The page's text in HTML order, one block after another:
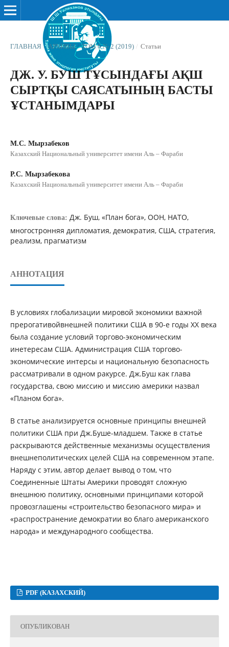
ГЛАВНАЯ / АРХИВЫ / ТОМ 6 № 2 (2019) / Статьи
ДЖ. У. БУШ ТҰСЫНДАҒЫ АҚШ
СЫРТҚЫ САЯСАТЫНЫҢ БАСТЫ
ҰСТАНЫМДАРЫ
М.С. Мырзабеков
Казахский Национальный университет имени Аль – Фараби
Р.С. Мырзабекова
Казахский Национальный университет имени Аль – Фараби
Ключевые слова: Дж. Буш, «План бога», ООН, НАТО,
многостронняя дипломатия, демократия, США, стратегия,
реализм, прагматизм
АННОТАЦИЯ
В условиях глобализации мировой экономики важной
прерогативойвнешней политики США в 90-е годы ХХ века
была создание условий торгово-экономическим
инетересам США. Администрация США торгово-
экономические интерсы и национальную безопасность
рассматривали в одном ракурсе. Дж.Буш как глава
государства, свою миссию и миссию америки назвал
«Планом бога».
В статье анализируется основные принципы внешней
политики США при Дж.Буше-младшем. Также в статье
раскрываются действенные механизмы осуществления
внешнеполитических целей США на современном этапе.
Наряду с этим, автор делает вывод о том, что
Соединенные Штаты Америки проводят сложную
внешнюю политику, основными принципами которой
провозглашены «строительство безопасного мира» и
«распространение демократии во благо американского
народа» и международного сообщества.
PDF (КАЗАХСКИЙ)
ОПУБЛИКОВАН